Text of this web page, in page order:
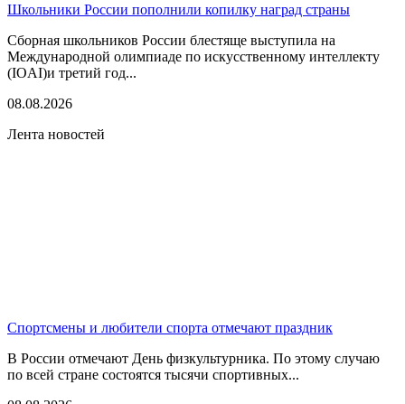
Школьники России пополнили копилку наград страны
Сборная школьников России блестяще выступила на
Международной олимпиаде по искусственному интеллекту
(IOAI)и третий год...
08.08.2026
Лента новостей
Спортсмены и любители спорта отмечают праздник
В России отмечают День физкультурника. По этому случаю
по всей стране состоятся тысячи спортивных...